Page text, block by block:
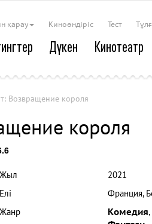
қарау Киноөндіріс Тест
Дүкен Кинотеатр
Возвращение короля
короля
Жыл
2021
Елі
Франция,
Жанр
Комедия,